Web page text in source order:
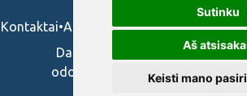
Sutinku
Aš
Keisti mano
Kontaktai•Apie mus•Naudojimosi
Darbo skelbimai ir pasiūlymai:
odontologams, slaugytojams,